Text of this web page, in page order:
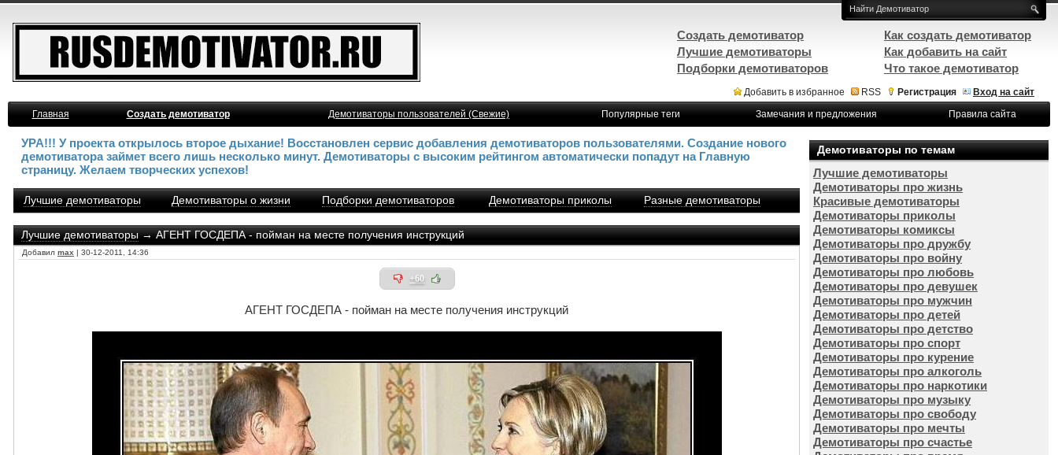
Добавить в избранное RSS Регистрация
Вход на сайт
Главная
Создать демотиватор Демотиваторы пользователей (Свежие) Популярные теги Замечания и предложения Правила сайта
УРА!!! У проекта открылось второе дыхание! Восстановлен сервис добавления демотиваторов пользователями. Создание нового
демотиватора займет всего лишь несколько минут. Демотиваторы с высоким рейтингом автоматически попадут на Главную
страницу. Желаем творческих успехов!
Лучшие демотиваторы Демотиваторы о жизни Подборки демотиваторов Демотиваторы приколы Разные демотиваторы
Лучшие демотиваторы→ АГЕНТ ГОСДЕПА - пойман на месте получения инструкций
Добавил max | 30-12-2011, 14:36
+60
АГЕНТ ГОСДЕПА - пойман на месте получения инструкций
Демотиваторы по темам
Лучшие демотиваторы
Демотиваторы про жизнь
Красивые демотиваторы
Демотиваторы приколы
Демотиваторы комиксы
Демотиваторы про дружбу
Демотиваторы про войну
Демотиваторы про любовь
Демотиваторы про девушек
Демотиваторы про мужчин
Демотиваторы про детей
Демотиваторы про детство
Демотиваторы про спорт
Демотиваторы про курение
Демотиваторы про алкоголь
Демотиваторы про наркотики
Демотиваторы про музыку
Демотиваторы про свободу
Демотиваторы про мечты
Демотиваторы про счастье
Создать демотиватор
Лучшие демотиваторы
Подборки демотиваторов
Как создать демотиватор
Как добавить на сайт
Что такое демотиватор